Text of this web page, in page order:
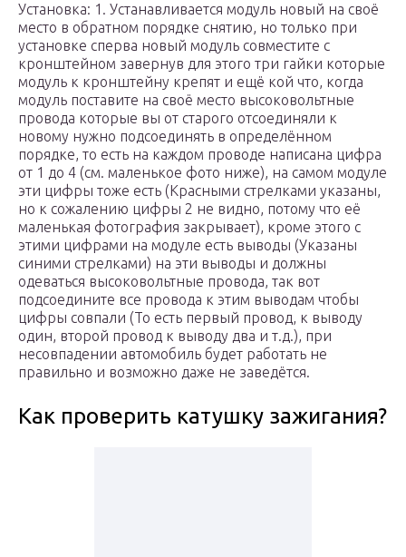
Установка: 1. Устанавливается модуль новый на своё
место в обратном порядке снятию, но только при
установке сперва новый модуль совместите с
кронштейном завернув для этого три гайки которые
модуль к кронштейну крепят и ещё кой что, когда
модуль поставите на своё место высоковольтные
провода которые вы от старого отсоединяли к
новому нужно подсоединять в определённом
порядке, то есть на каждом проводе написана цифра
от 1 до 4 (см. маленькое фото ниже), на самом модуле
эти цифры тоже есть (Красными стрелками указаны,
но к сожалению цифры 2 не видно, потому что её
маленькая фотография закрывает), кроме этого с
этими цифрами на модуле есть выводы (Указаны
синими стрелками) на эти выводы и должны
одеваться высоковольтные провода, так вот
подсоедините все провода к этим выводам чтобы
цифры совпали (То есть первый провод, к выводу
один, второй провод к выводу два и т.д.), при
несовпадении автомобиль будет работать не
правильно и возможно даже не заведётся.
Как проверить катушку зажигания?